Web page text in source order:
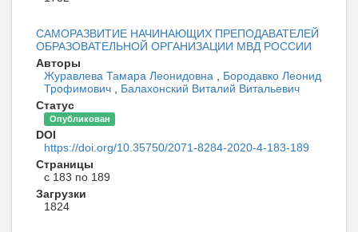
САМОРАЗВИТИЕ НАЧИНАЮЩИХ ПРЕПОДАВАТЕЛЕЙ
ОБРАЗОВАТЕЛЬНОЙ ОРГАНИЗАЦИИ МВД РОССИИ
Авторы
Журавлева Тамара Леонидовна
Бородавко Леонид
Трофимович
Балахонский Виталий Витальевич
Статус
Опубликован
DOI
https://doi.org/10.35750/2071-8284-2020-4-183-189
Страницы
с 183 по 189
Загрузки
1824